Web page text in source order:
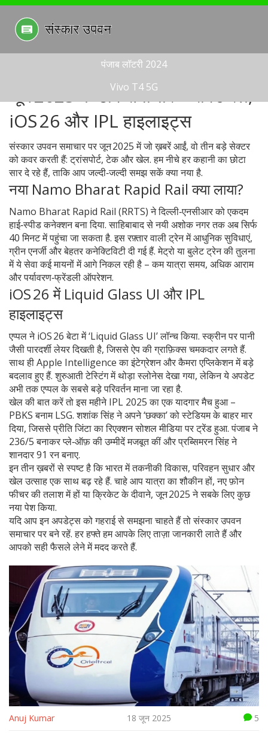
पंजाब लॉटरी 2024
Vivo T4 5G
जून 2025 के टॉप समाचार – रैपिड रेल,
iOS 26 और IPL हाइलाइट्स
संस्कार उपवन समाचार पर जून 2025 में जो ख़बरें आईं, वो तीन बड़े सेक्टर
को कवर करती हैं: ट्रांसपोर्ट, टेक और खेल. हम नीचे हर कहानी का छोटा
सार दे रहे हैं, ताकि आप जल्दी‑जल्दी समझ सकें क्या नया है.
नया Namo Bharat Rapid Rail क्या लाया?
Namo Bharat Rapid Rail (RRTS) ने दिल्ली‑एनसीआर को एकदम
हाई‑स्पीड कनेक्शन बना दिया. साहिबाबाद से नयी अशोक नगर तक अब सिर्फ
40 मिनट में पहुंचा जा सकता है. इस रफ़्तार वाली ट्रेन में आधुनिक सुविधाएं,
ग्रीन एनर्जी और बेहतर कनेक्टिविटी दी गई हैं. मेट्रो या बुलेट ट्रेन की तुलना
में ये सेवा कई मायनों में आगे निकल रही है – कम यात्रा समय, अधिक आराम
और पर्यावरण‑फ्रेंडली ऑपरेशन.
iOS 26 में Liquid Glass UI और IPL
हाइलाइट्स
एप्पल ने iOS 26 बेटा में ‘Liquid Glass UI’ लॉन्च किया. स्क्रीन पर पानी
जैसी पारदर्शी लेयर दिखती है, जिससे ऐप की ग्राफ़िक्स चमकदार लगते हैं.
साथ ही Apple Intelligence का इंटेग्रेशन और कैमरा एप्लिकेशन में बड़े
बदलाव हुए हैं. शुरुआती टेस्टिंग में थोड़ा स्लोनेस देखा गया, लेकिन ये अपडेट
अभी तक एप्पल के सबसे बड़े परिवर्तन माना जा रहा है.
खेल की बात करें तो इस महीने IPL 2025 का एक यादगार मैच हुआ –
PBKS बनाम LSG. शशांक सिंह ने अपने ‘छक्का’ को स्टेडियम के बाहर मार
दिया, जिससे प्रीति जिंटा का रिएक्शन सोशल मीडिया पर ट्रेंड हुआ. पंजाब ने
236/5 बनाकर प्ले‑ऑफ़ की उम्मीदें मजबूत कीं और प्रब्सिमरन सिंह ने
शानदार 91 रन बनाए.
इन तीन ख़बरों से स्पष्ट है कि भारत में तकनीकी विकास, परिवहन सुधार और
खेल उत्साह एक साथ बढ़ रहे हैं. चाहे आप यात्रा का शौकीन हों, नए फ़ोन
फीचर की तलाश में हों या क्रिकेट के दीवाने, जून 2025 ने सबके लिए कुछ
नया पेश किया.
यदि आप इन अपडेट्स को गहराई से समझना चाहते हैं तो संस्कार उपवन
समाचार पर बने रहें. हर हफ्ते हम आपके लिए ताज़ा जानकारी लाते हैं और
आपको सही फैसले लेने में मदद करते हैं.
Anuj Kumar 18 जून 2025 5